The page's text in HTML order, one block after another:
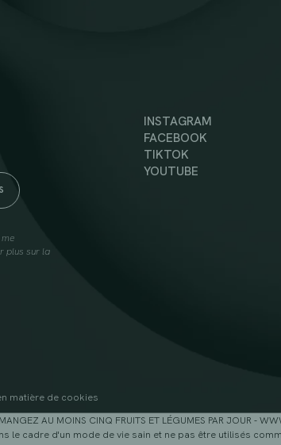
plus sur la
INSTAGRAM
FACEBOOK
TIKTOK
YOUTUBE
matière de cookies
MANGEZ AU MOINS CINQ FRUITS ET LÉGUMES PAR JOUR -
le cadre d'un mode de vie sain et ne pas être utilisés